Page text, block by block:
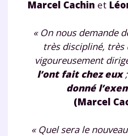
Marcel Cachin et
« On nous demande
très discipliné, très
vigoureusement
l’ont fait chez eux;
donné
(Marcel
« Quel sera le